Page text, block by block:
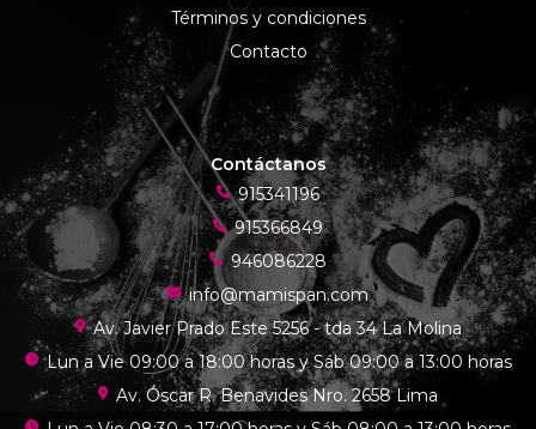
Términos y condiciones
Contacto
Contáctanos
915341196
915366849
946086228
info@mamispan.com
Av. Javier Prado Este 5256 - tda 34 La Molina
Lun a Vie 09:00 a 18:00 horas y Sáb 09:00 a 13:00 horas
Av. Óscar R. Benavides Nro. 2658 Lima